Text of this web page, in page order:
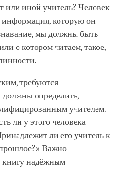
или иной учитель? Человек
информация, которую он
мы должны быть
о котором читаем, такое,
требуются
определить,
учителем.
ли у этого человека
ли его учитель к
Важно
книгу надёжным